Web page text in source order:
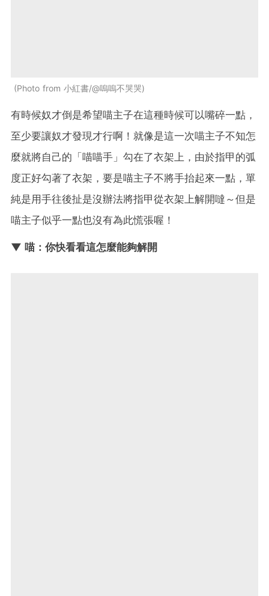
Photo from 小紅書/@嗚嗚不哭哭
有時候奴才倒是希望喵主子在這種時候可以嘴碎一點，
至少要讓奴才發現才行啊！就像是這一次喵主子不知怎
麼就將自己的「喵喵手」勾在了衣架上，由於指甲的弧
度正好勾著了衣架，要是喵主子不將手抬起來一點，單
純是用手往後扯是沒辦法將指甲從衣架上解開噠～但是
喵主子似乎一點也沒有為此慌張喔！
▼ 喵：你快看看這怎麼能夠解開